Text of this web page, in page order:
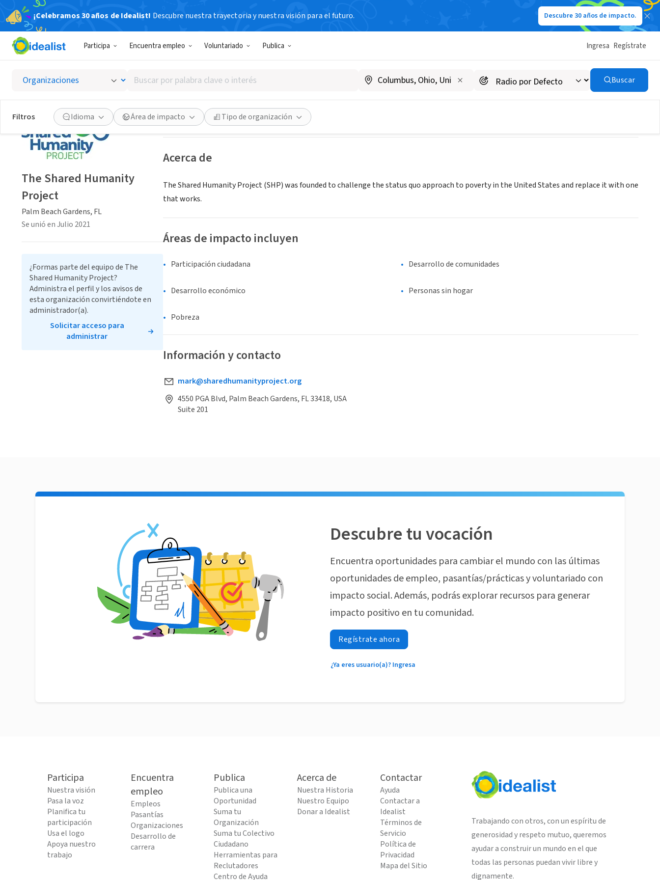
¡Celebramos 30 años de Idealist! Descubre nuestra trayectoria y nuestra visión para el futuro. Descubre 30 años de impacto.
Participa Encuentra empleo Voluntariado Publica Ingresa Regístrate
Buscar
por
palabra
clave
o
interés
Buscar
Filtros Idioma Área de impacto Tipo de organización
The Shared Humanity Project
Palm Beach Gardens, FL|www.sharedhumanityproject.org/
Guardar Compartir
Acerca de
The Shared Humanity Project (SHP) was founded to challenge the status quo approach to poverty in the United States and replace it with one
that works.
Áreas de impacto incluyen
Participación ciudadana Desarrollo de comunidades
Desarrollo económico Personas sin hogar
Pobreza
Información y contacto
mark@sharedhumanityproject.org
4550 PGA Blvd, Palm Beach Gardens, FL 33418, USA
Suite 201
The Shared Humanity
Project
Palm Beach Gardens, FL
Se unió en Julio 2021
¿Formas parte del equipo de The
Shared Humanity Project?
Administra el perfil y los avisos de
esta organización convirtiéndote en
administrador(a).
Solicitar acceso para
administrar
Descubre tu vocación
Encuentra oportunidades para cambiar el mundo con las últimas
oportunidades de empleo, pasantías/prácticas y voluntariado con
impacto social. Además, podrás explorar recursos para generar
impacto positivo en tu comunidad.
Regístrate ahora
¿Ya eres usuario(a)? Ingresa
Participa
Nuestra visión
Pasa la voz
Planifica tu
participación
Usa el logo
Apoya nuestro
trabajo
Encuentra
empleo
Empleos
Pasantías
Organizaciones
Desarrollo de
carrera
Publica
Publica una
Oportunidad
Suma tu
Organización
Suma tu Colectivo
Ciudadano
Herramientas para
Reclutadores
Centro de Ayuda
Acerca de
Nuestra Historia
Nuestro Equipo
Donar a Idealist
Contactar
Ayuda
Contactar a
Idealist
Términos de
Servicio
Política de
Privacidad
Mapa del Sitio
Trabajando con otros, con un espíritu de
generosidad y respeto mutuo, queremos
ayudar a construir un mundo en el que
todas las personas puedan vivir libre y
dignamente.